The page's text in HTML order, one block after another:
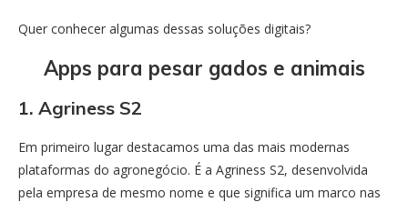
Quer conhecer algumas dessas soluções digitais?
Apps para pesar gados e animais
1. Agriness S2
Em primeiro lugar destacamos uma das mais modernas
plataformas do agronegócio. É a Agriness S2, desenvolvida
pela empresa de mesmo nome e que significa um marco nas